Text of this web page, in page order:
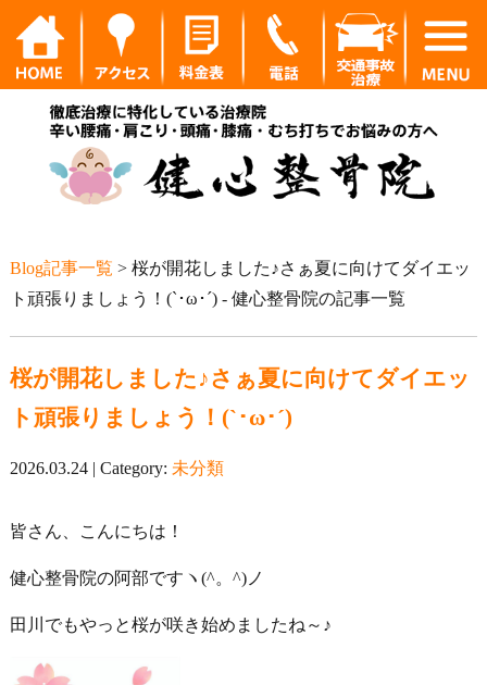
Blog記事一覧 > 桜が開花しました♪さぁ夏に向けてダイエッ
ト頑張りましょう！(`･ω･´) - 健心整骨院の記事一覧
桜が開花しました♪さぁ夏に向けてダイエッ
ト頑張りましょう！(`･ω･´)
2026.03.24 | Category: 未分類
皆さん、こんにちは！
健心整骨院の阿部ですヽ(^。^)ノ
田川でもやっと桜が咲き始めましたね～♪